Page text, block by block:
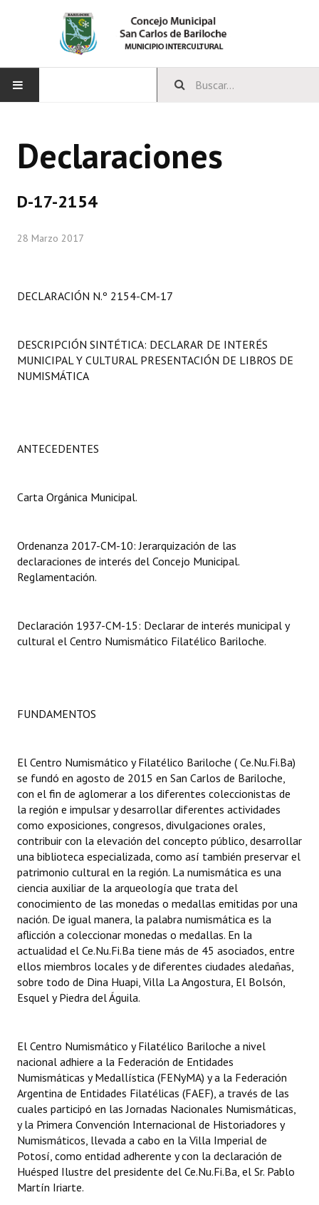
CONCEJO
LEGISLACIÓN
Carta Orgánica 2007
Organigrama
DOCUMENTOS
Proyectos Presentados
Actas de Audiencias Públicas
NORMATIVA
Comunicaciones
Declaraciones
Resoluciones
Resoluciones de Presidencia
INSTITUCIONAL
Antiguos Pobladores
Registros y Distinciones
Datos Históricos
Premio al Mérito - Registro
Audiencias Públicas - Registro
Mujeres que Dejaron Huellas - Registro
Declaraciones
D-17-2154
28 Marzo 2017
DECLARACIÓN N.º 2154-CM-17
DESCRIPCIÓN SINTÉTICA: DECLARAR DE INTERÉS
MUNICIPAL Y CULTURAL PRESENTACIÓN DE LIBROS DE
NUMISMÁTICA
ANTECEDENTES
Carta Orgánica Municipal.
Ordenanza 2017-CM-10: Jerarquización de las
declaraciones de interés del Concejo Municipal.
Reglamentación.
Declaración 1937-CM-15: Declarar de interés municipal y
cultural el Centro Numismático Filatélico Bariloche.
FUNDAMENTOS
El Centro Numismático y Filatélico Bariloche ( Ce.Nu.Fi.Ba)
se fundó en agosto de 2015 en San Carlos de Bariloche,
con el fin de aglomerar a los diferentes coleccionistas de
la región e impulsar y desarrollar diferentes actividades
como exposiciones, congresos, divulgaciones orales,
contribuir con la elevación del concepto público, desarrollar
una biblioteca especializada, como así también preservar el
patrimonio cultural en la región. La numismática es una
ciencia auxiliar de la arqueología que trata del
conocimiento de las monedas o medallas emitidas por una
nación. De igual manera, la palabra numismática es la
aflicción a coleccionar monedas o medallas. En la
actualidad el Ce.Nu.Fi.Ba tiene más de 45 asociados, entre
ellos miembros locales y de diferentes ciudades aledañas,
sobre todo de Dina Huapi, Villa La Angostura, El Bolsón,
Esquel y Piedra del Águila.
El Centro Numismático y Filatélico Bariloche a nivel
nacional adhiere a la Federación de Entidades
Numismáticas y Medallística (FENyMA) y a la Federación
Argentina de Entidades Filatélicas (FAEF), a través de las
cuales participó en las Jornadas Nacionales Numismáticas,
y la Primera Convención Internacional de Historiadores y
Numismáticos, llevada a cabo en la Villa Imperial de
Potosí, como entidad adherente y con la declaración de
Huésped Ilustre del presidente del Ce.Nu.Fi.Ba, el Sr. Pablo
Martín Iriarte.